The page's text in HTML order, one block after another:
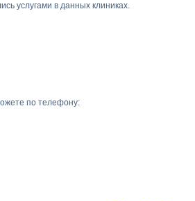
услугами в данных клиниках.
по телефону: